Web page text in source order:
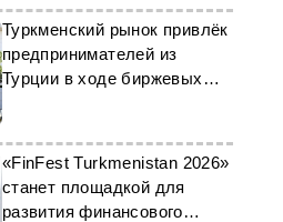
Туркменский рынок привлёк
предпринимателей из
Турции в ходе биржевых
«FinFest Turkmenistan 2026»
станет площадкой для
развития финансового